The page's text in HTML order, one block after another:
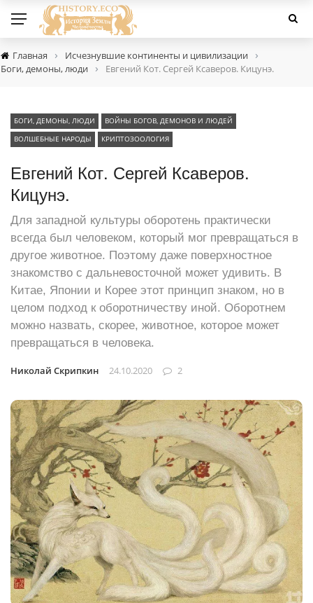
Главная › Исчезнувшие континенты и цивилизации ›
Боги, демоны, люди › Евгений Кот. Сергей Ксаверов. Кицунэ.
БОГИ, ДЕМОНЫ, ЛЮДИ
ВОЙНЫ БОГОВ, ДЕМОНОВ И ЛЮДЕЙ
ВОЛШЕБНЫЕ НАРОДЫ
КРИПТОЗООЛОГИЯ
Евгений Кот. Сергей Ксаверов.
Кицунэ.
Для западной культуры оборотень практически
всегда был человеком, который мог превращаться в
другое животное. Поэтому даже поверхностное
знакомство с дальневосточной может удивить. В
Китае, Японии и Корее этот принцип знаком, но в
целом подход к оборотничеству иной. Оборотнем
можно назвать, скорее, животное, которое может
превращаться в человека.
Николай Скрипкин 24.10.2020 2